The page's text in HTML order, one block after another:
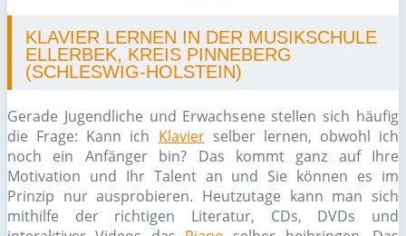
KLAVIER LERNEN IN DER MUSIKSCHULE
ELLERBEK, KREIS PINNEBERG
(SCHLESWIG-HOLSTEIN)
Gerade Jugendliche und Erwachsene stellen sich häufig
die Frage: Kann ich Klavierselber lernen, obwohl ich
noch ein Anfänger bin? Das kommt ganz auf Ihre
Motivation und Ihr Talent an und Sie können es im
Prinzip nur ausprobieren. Heutzutage kann man sich
mithilfe der richtigen Literatur, CDs, DVDs und